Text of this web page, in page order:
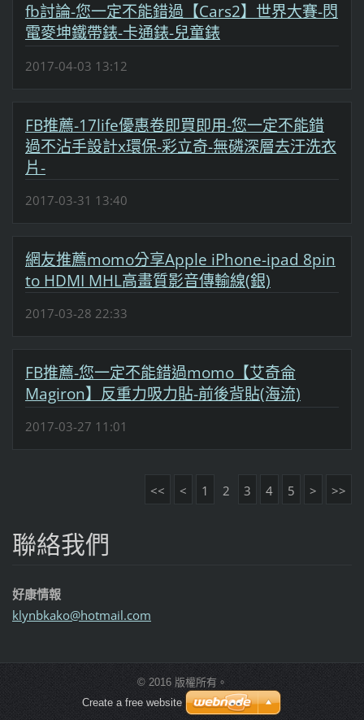
fb討論-您一定不能錯過【Cars2】世界大賽-閃
電麥坤鐵帶錶-卡通錶-兒童錶
2017-04-03 13:12
FB推薦-17life優惠卷即買即用-您一定不能錯
過不沾手設計x環保-彩立奇-無磷深層去汙洗衣
片-
2017-03-31 13:40
網友推薦momo分享Apple iPhone-ipad 8pin
to HDMI MHL高畫質影音傳輸線(銀)
2017-03-28 22:33
FB推薦-您一定不能錯過momo【艾奇侖
Magiron】反重力吸力貼-前後背貼(海流)
2017-03-27 11:01
<< < 1 2 3 4 5 > >>
聯絡我們
好康情報
klynbkako@hotmail.com
© 2016 版權所有。
Create a free website